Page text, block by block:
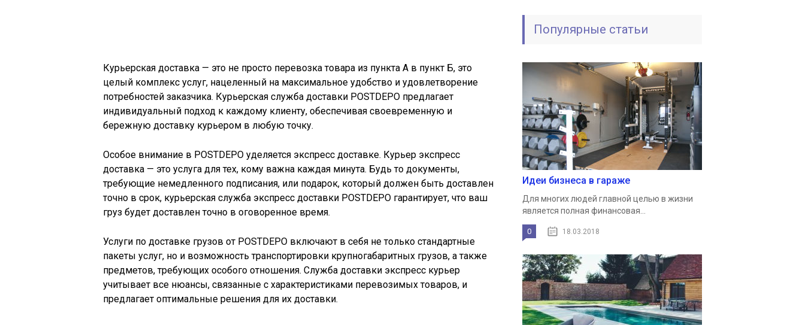
Курьерская доставка — это не просто перевозка товара из пункта А в пункт Б, это
целый комплекс услуг, нацеленный на максимальное удобство и удовлетворение
потребностей заказчика. Курьерская служба доставки POSTDEPO предлагает
индивидуальный подход к каждому клиенту, обеспечивая своевременную и
бережную доставку курьером в любую точку.
Особое внимание в POSTDEPO уделяется экспресс доставке. Курьер экспресс
доставка — это услуга для тех, кому важна каждая минута. Будь то документы,
требующие немедленного подписания, или подарок, который должен быть доставлен
точно в срок, курьерская служба экспресс доставки POSTDEPO гарантирует, что ваш
груз будет доставлен точно в оговоренное время.
Услуги по доставке грузов от POSTDEPO включают в себя не только стандартные
пакеты услуг, но и возможность транспортировки крупногабаритных грузов, а также
предметов, требующих особого отношения. Служба доставки экспресс курьер
учитывает все нюансы, связанные с характеристиками перевозимых товаров, и
предлагает оптимальные решения для их доставки.
Популярные статьи
Идеи бизнеса в гараже
Для многих людей главной целью в жизни
является полная финансовая...
0 18.03.2018